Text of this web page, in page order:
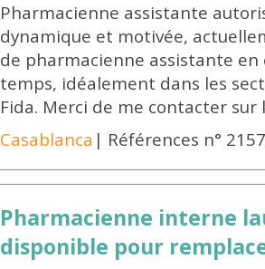
Pharmacienne assistante
dynamique et motivée,
de pharmacienne assistante en
temps, idéalement dans les
Fida. Merci de me contacter sur
Casablanca | Références n°
Pharmacienne interne
disponible pour